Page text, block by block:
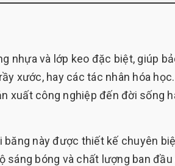
nhựa và lớp keo đặc biệt, giúp
xước, hay các tác nhân hóa
xuất công nghiệp đến đời sống
này được thiết kế chuyên
sáng bóng và chất lượng ban đầu